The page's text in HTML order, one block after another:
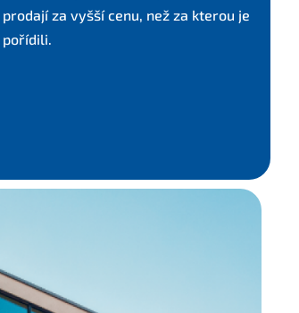
prodají za vyšší cenu, než za kterou je
pořídili.